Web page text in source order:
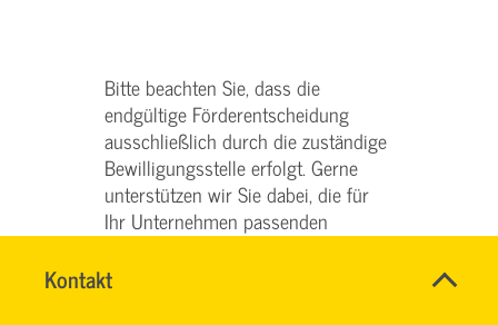
Kontakt
SERVICE
Name*
Bitte beachten Sie, dass die
endgültige Förderentscheidung
ausschließlich durch die zuständige
Bewilligungsstelle erfolgt. Gerne
unterstützen wir Sie dabei, die für
Ihr Unternehmen passenden
und den Förderantrag erfolgreich